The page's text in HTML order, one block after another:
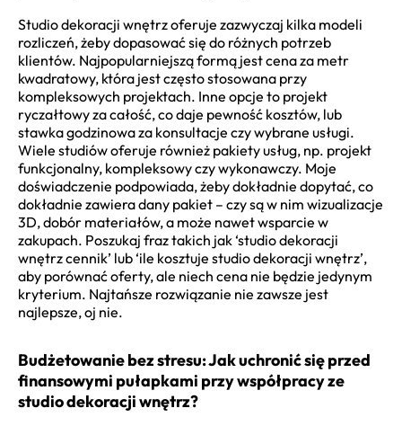
Studio dekoracji wnętrz oferuje zazwyczaj kilka modeli
rozliczeń, żeby dopasować się do różnych potrzeb
klientów. Najpopularniejszą formą jest cena za metr
kwadratowy, która jest często stosowana przy
kompleksowych projektach. Inne opcje to projekt
ryczałtowy za całość, co daje pewność kosztów, lub
stawka godzinowa za konsultacje czy wybrane usługi.
Wiele studiów oferuje również pakiety usług, np. projekt
funkcjonalny, kompleksowy czy wykonawczy. Moje
doświadczenie podpowiada, żeby dokładnie dopytać, co
dokładnie zawiera dany pakiet – czy są w nim wizualizacje
3D, dobór materiałów, a może nawet wsparcie w
zakupach. Poszukaj fraz takich jak ‘studio dekoracji
wnętrz cennik’ lub ‘ile kosztuje studio dekoracji wnętrz’,
aby porównać oferty, ale niech cena nie będzie jedynym
kryterium. Najtańsze rozwiązanie nie zawsze jest
najlepsze, oj nie.
Budżetowanie bez stresu: Jak uchronić się przed
finansowymi pułapkami przy współpracy ze
studio dekoracji wnętrz?